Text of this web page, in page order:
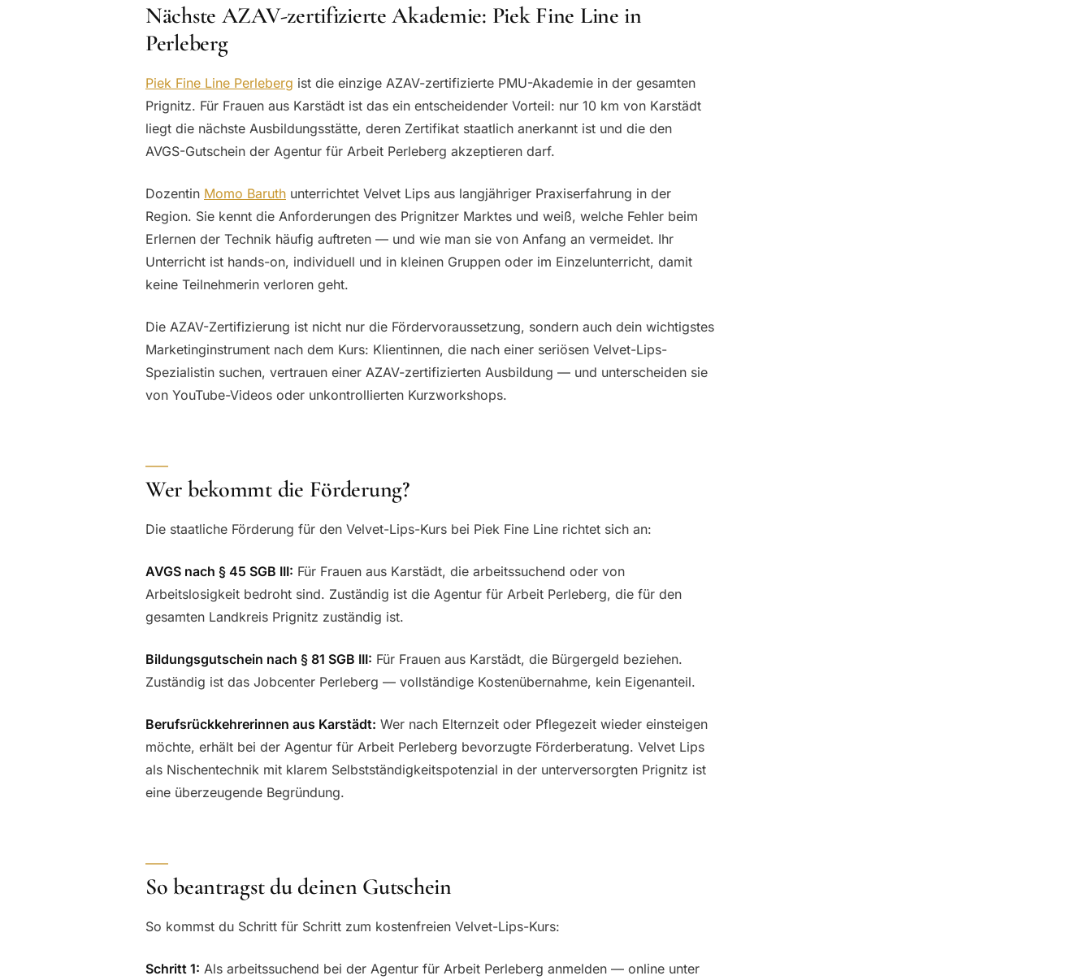
Nächste AZAV-zertifizierte Akademie: Piek Fine Line in
Perleberg
Piek Fine Line Perleberg ist die einzige AZAV-zertifizierte PMU-Akademie in der gesamten
Prignitz. Für Frauen aus Karstädt ist das ein entscheidender Vorteil: nur 10 km von Karstädt
liegt die nächste Ausbildungsstätte, deren Zertifikat staatlich anerkannt ist und die den
AVGS-Gutschein der Agentur für Arbeit Perleberg akzeptieren darf.
Dozentin Momo Baruth unterrichtet Velvet Lips aus langjähriger Praxiserfahrung in der
Region. Sie kennt die Anforderungen des Prignitzer Marktes und weiß, welche Fehler beim
Erlernen der Technik häufig auftreten — und wie man sie von Anfang an vermeidet. Ihr
Unterricht ist hands-on, individuell und in kleinen Gruppen oder im Einzelunterricht, damit
keine Teilnehmerin verloren geht.
Die AZAV-Zertifizierung ist nicht nur die Fördervoraussetzung, sondern auch dein wichtigstes
Marketinginstrument nach dem Kurs: Klientinnen, die nach einer seriösen Velvet-Lips-
Spezialistin suchen, vertrauen einer AZAV-zertifizierten Ausbildung — und unterscheiden sie
von YouTube-Videos oder unkontrollierten Kurzworkshops.
Wer bekommt die Förderung?
Die staatliche Förderung für den Velvet-Lips-Kurs bei Piek Fine Line richtet sich an:
AVGS nach § 45 SGB III: Für Frauen aus Karstädt, die arbeitssuchend oder von
Arbeitslosigkeit bedroht sind. Zuständig ist die Agentur für Arbeit Perleberg, die für den
gesamten Landkreis Prignitz zuständig ist.
Bildungsgutschein nach § 81 SGB III: Für Frauen aus Karstädt, die Bürgergeld beziehen.
Zuständig ist das Jobcenter Perleberg — vollständige Kostenübernahme, kein Eigenanteil.
Berufsrückkehrerinnen aus Karstädt: Wer nach Elternzeit oder Pflegezeit wieder einsteigen
möchte, erhält bei der Agentur für Arbeit Perleberg bevorzugte Förderberatung. Velvet Lips
als Nischentechnik mit klarem Selbstständigkeitspotenzial in der unterversorgten Prignitz ist
eine überzeugende Begründung.
So beantragst du deinen Gutschein
So kommst du Schritt für Schritt zum kostenfreien Velvet-Lips-Kurs:
Schritt 1: Als arbeitssuchend bei der Agentur für Arbeit Perleberg anmelden — online unter